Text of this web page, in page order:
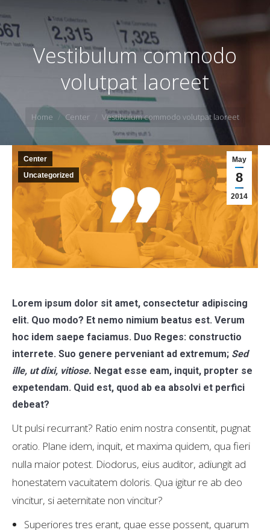
Vestibulum commodo
volutpat laoreet
You are here:
Home Center Vestibulum commodo volutpat laoreet
May
8
2014
Center
Uncategorized
Lorem ipsum dolor sit amet, consectetur adipiscing
elit. Quo modo? Et nemo nimium beatus est. Verum
hoc idem saepe faciamus. Duo Reges: constructio
interrete. Suo genere perveniant ad extremum; Sed
ille, ut dixi, vitiose. Negat esse eam, inquit, propter se
expetendam. Quid est, quod ab ea absolvi et perfici
debeat?
Ut pulsi recurrant? Ratio enim nostra consentit, pugnat
oratio. Plane idem, inquit, et maxima quidem, qua fieri
nulla maior potest. Diodorus, eius auditor, adiungit ad
honestatem vacuitatem doloris. Qua igitur re ab deo
vincitur, si aeternitate non vincitur?
Superiores tres erant, quae esse possent, quarum